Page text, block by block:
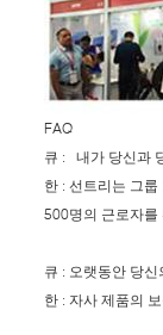
FAQ
큐 : 내가 당신과
한 : 선트리는 그
500명의 근로자를
큐 : 오랫동안 당
한 : 자사 제품의